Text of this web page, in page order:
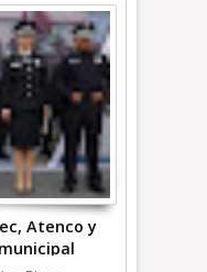
Atenco y